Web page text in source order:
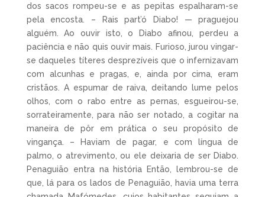
dos sacos rompeu-se e as pepitas espalharam-se
pela encosta. – Rais part’ó Diabo! — praguejou
alguém. Ao ouvir isto, o Diabo afinou, perdeu a
paciência e não quis ouvir mais. Furioso, jurou vingar-
se daqueles títeres desprezíveis que o infernizavam
com alcunhas e pragas, e, ainda por cima, eram
cristãos. A espumar de raiva, deitando lume pelos
olhos, com o rabo entre as pernas, esgueirou-se,
sorrateiramente, para não ser notado, a cogitar na
maneira de pôr em prática o seu propósito de
vingança. – Haviam de pagar, e com língua de
palmo, o atrevimento, ou ele deixaria de ser Diabo.
Penaguião entra na história Então, lembrou-se de
que, lá para os lados de Penaguião, havia uma terra